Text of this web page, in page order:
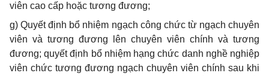
viên cao cấp hoặc tương đương;
g) Quyết định bổ nhiệm ngạch công chức từ ngạch chuyên
viên và tương đương lên chuyên viên chính và tương
đương; quyết định bổ nhiệm hạng chức danh nghề nghiệp
viên chức tương đương ngạch chuyên viên chính sau khi